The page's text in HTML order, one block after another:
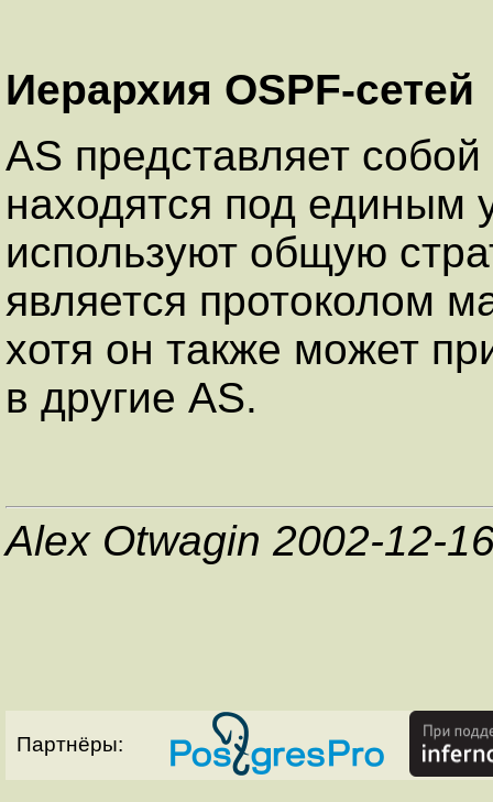
Иерархия OSPF-сетей
AS представляет
находятся под единым
используют общую
является протоколом
хотя он также может
в другие AS.
Alex Otwagin 2002-12-
Партнёры: